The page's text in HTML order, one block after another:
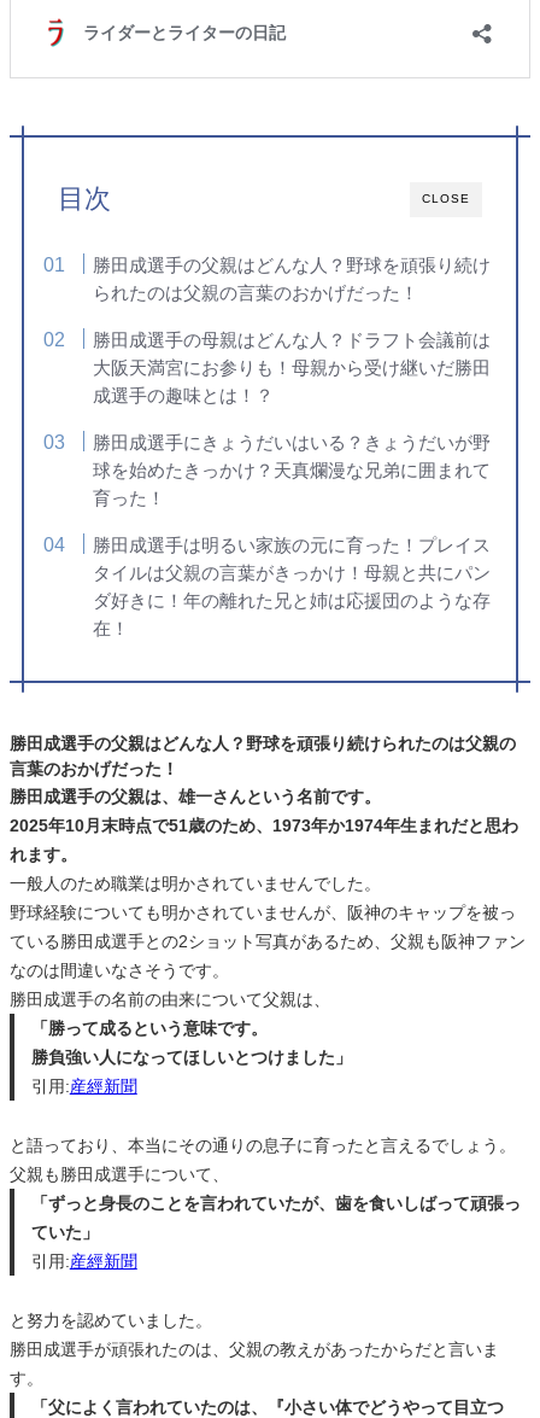
CLOSE
目次
勝田成選手の父親はどんな人？野球を頑張り続け
られたのは父親の言葉のおかげだった！
勝田成選手の母親はどんな人？ドラフト会議前は
大阪天満宮にお参りも！母親から受け継いだ勝田
成選手の趣味とは！？
勝田成選手にきょうだいはいる？きょうだいが野
球を始めたきっかけ？天真爛漫な兄弟に囲まれて
育った！
勝田成選手は明るい家族の元に育った！プレイス
タイルは父親の言葉がきっかけ！母親と共にパン
ダ好きに！年の離れた兄と姉は応援団のような存
在！
勝田成選手の父親はどんな人？野球を頑張り続けられたのは父親の
言葉のおかげだった！
勝田成選手の父親は、雄一さんという名前です。
2025年10月末時点で51歳のため、1973年か1974年生まれだと思わ
れます。
一般人のため職業は明かされていませんでした。
野球経験についても明かされていませんが、阪神のキャップを被っ
ている勝田成選手との2ショット写真があるため、父親も阪神ファン
なのは間違いなさそうです。
勝田成選手の名前の由来について父親は、
「勝って成るという意味です。
勝負強い人になってほしいとつけました」
引用:産經新聞
と語っており、本当にその通りの息子に育ったと言えるでしょう。
父親も勝田成選手について、
「ずっと身長のことを言われていたが、歯を食いしばって頑張っ
ていた」
引用:産經新聞
と努力を認めていました。
勝田成選手が頑張れたのは、父親の教えがあったからだと言いま
す。
「父によく言われていたのは、『小さい体でどうやって目立つ